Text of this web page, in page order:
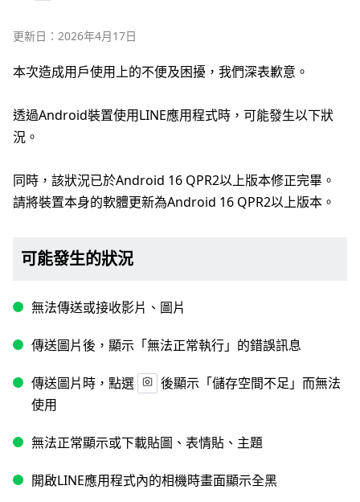
更新日：2026年4月17日
本次造成用戶使用上的不便及困擾，我們深表歉意。
透過Android裝置使用LINE應用程式時，可能發生以下狀
況。
同時，該狀況已於Android 16 QPR2以上版本修正完畢。
請將裝置本身的軟體更新為Android 16 QPR2以上版本。
可能發生的狀況
無法傳送或接收影片、圖片
傳送圖片後，顯示「無法正常執行」的錯誤訊息
傳送圖片時，點選
後顯示「儲存空間不足」而無法
使用
無法正常顯示或下載貼圖、表情貼、主題
開啟LINE應用程式內的相機時畫面顯示全黑